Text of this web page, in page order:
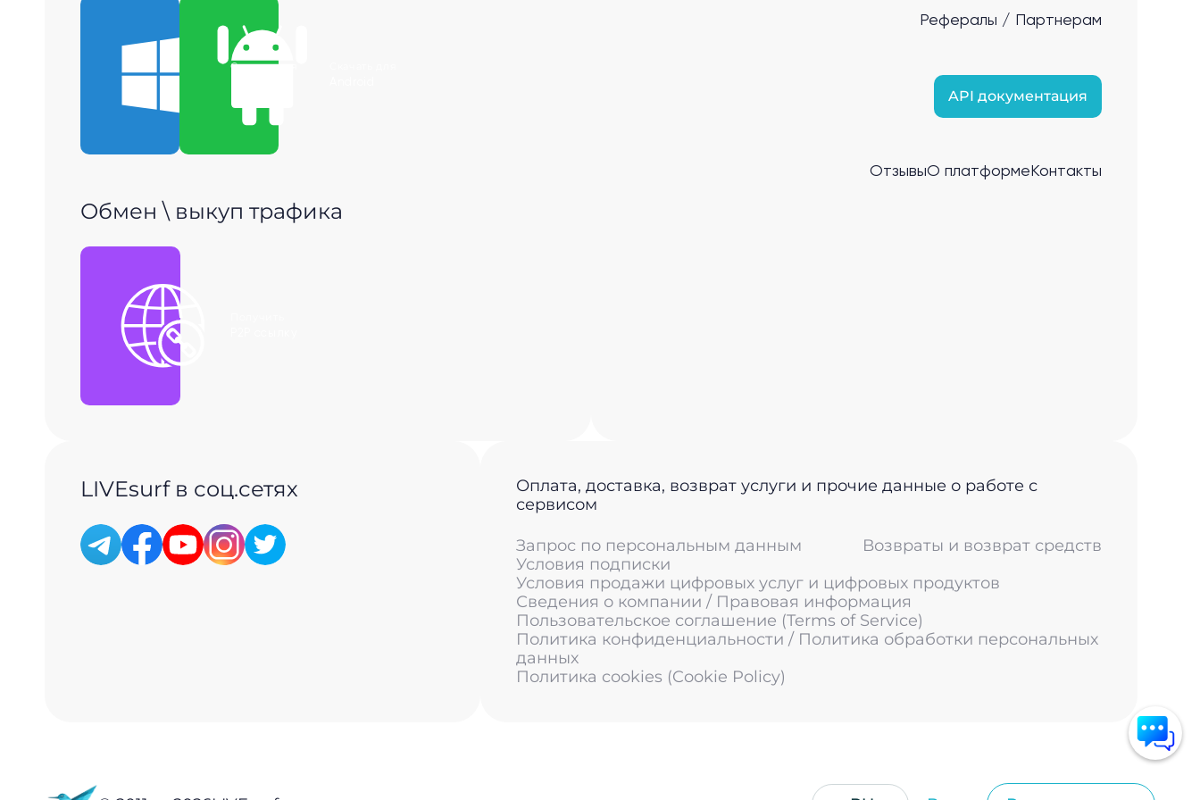
Скачать для
Обмен \ выкуп трафика
Рефералы / Партнерам
API документация
ОтзывыО платформе Контакты
LIVEsurf в соц.сетях
Оплата, доставка, возврат услуги и прочие данные о работе с
сервисом
Запрос по персональным данным
Возвраты и возврат средств
Условия подписки
Условия продажи цифровых услуг и цифровых продуктов
Сведения о компании / Правовая информация
Пользовательское соглашение (Terms of Service)
Политика конфиденциальности / Политика обработки персональных
данных
Политика cookies (Cookie Policy)